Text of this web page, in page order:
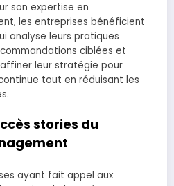
son expertise en
les entreprises bénéficient
analyse leurs pratiques
ciblées et
leur stratégie pour
tout en réduisant les
stories du
ayant fait appel aux